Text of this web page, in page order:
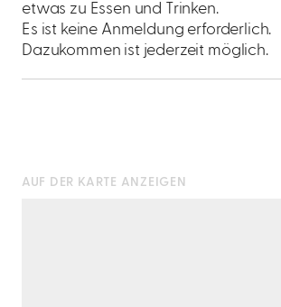
etwas zu Essen und Trinken.
Es ist keine Anmeldung erforderlich.
Dazukommen ist jederzeit möglich.
AUF DER KARTE ANZEIGEN